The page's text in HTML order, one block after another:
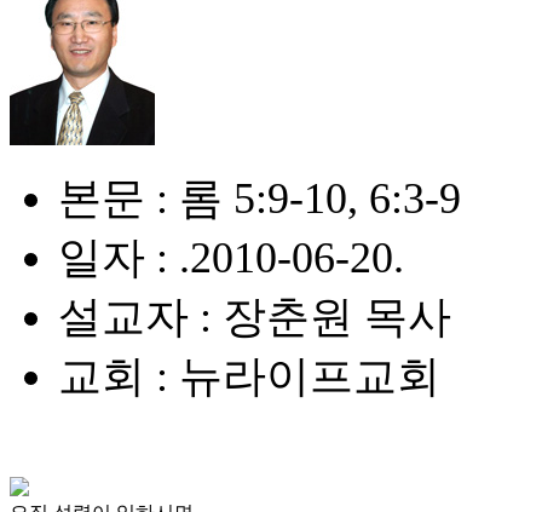
본문 : 롬 5:9-10, 6:3-9
일자 : .2010-06-20.
설교자 : 장춘원 목사
교회 : 뉴라이프교회